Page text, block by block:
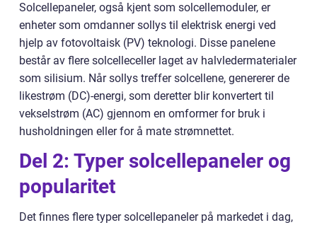
Solcellepaneler, også kjent som solcellemoduler, er
enheter som omdanner sollys til elektrisk energi ved
hjelp av fotovoltaisk (PV) teknologi. Disse panelene
består av flere solcelleceller laget av halvledermaterialer
som silisium. Når sollys treffer solcellene, genererer de
likestrøm (DC)-energi, som deretter blir konvertert til
vekselstrøm (AC) gjennom en omformer for bruk i
husholdningen eller for å mate strømnettet.
Del 2: Typer solcellepaneler og
popularitet
Det finnes flere typer solcellepaneler på markedet i dag,